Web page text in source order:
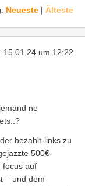
Neueste | Älteste
15.01.24 um 12:22
ne
bezahlt-links zu
500€-
focus auf
– und dem